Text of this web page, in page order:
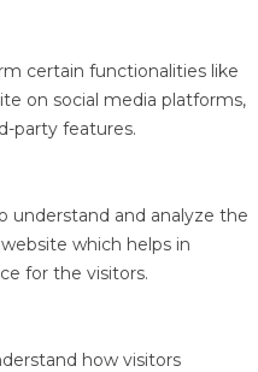
certain functionalities like
on social media platforms,
party features.
understand and analyze the
which helps in
for the visitors.
how visitors